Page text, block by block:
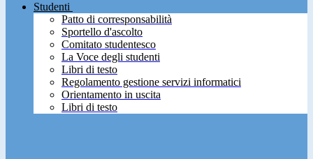
Studenti
Patto di corresponsabilità
Sportello d'ascolto
Comitato studentesco
La Voce degli studenti
Libri di testo
Regolamento gestione servizi informatici
Orientamento in uscita
Libri di testo